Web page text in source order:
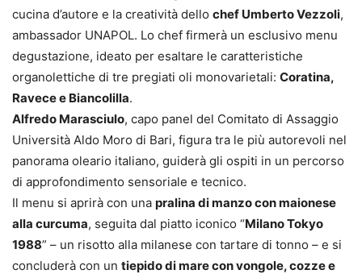
cucina d’autore e la creatività dello chef Umberto Vezzoli,
ambassador UNAPOL. Lo chef firmerà un esclusivo menu
degustazione, ideato per esaltare le caratteristiche
organolettiche di tre pregiati oli monovarietali: Coratina,
Ravece e Biancolilla.
Alfredo Marasciulo, capo panel del Comitato di Assaggio
Università Aldo Moro di Bari, figura tra le più autorevoli nel
panorama oleario italiano, guiderà gli ospiti in un percorso
di approfondimento sensoriale e tecnico.
Il menu si aprirà con una pralina di manzo con maionese
alla curcuma, seguita dal piatto iconico “Milano Tokyo
1988” – un risotto alla milanese con tartare di tonno – e si
concluderà con un tiepido di mare con vongole, cozze e